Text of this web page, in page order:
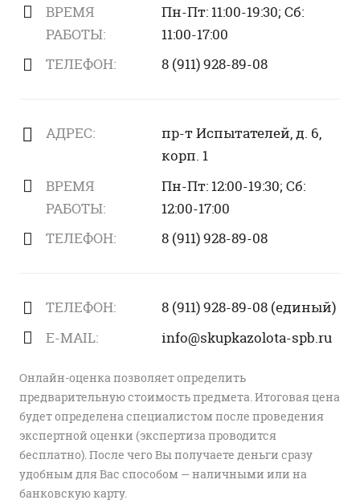
ВРЕМЯ
РАБОТЫ:
Пн-Пт: 11:00-19:30; Сб:
11:00-17:00
ТЕЛЕФОН:
8 (911) 928-89-08
АДРЕС:
пр-т Испытателей, д. 6,
корп. 1
ВРЕМЯ
РАБОТЫ:
Пн-Пт: 12:00-19:30; Сб:
12:00-17:00
ТЕЛЕФОН:
8 (911) 928-89-08
ТЕЛЕФОН:
8 (911) 928-89-08 (единый)
E-MAIL:
info@skupkazolota-spb.ru
Онлайн-оценка позволяет определить
предварительную стоимость предмета. Итоговая цена
будет определена специалистом после проведения
экспертной оценки (экспертиза проводится
бесплатно). После чего Вы получаете деньги сразу
удобным для Вас способом — наличными или на
банковскую карту.